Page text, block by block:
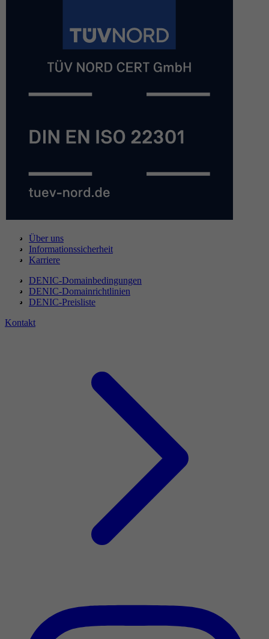
Über uns
Informationssicherheit
Karriere
DENIC-Domainbedingungen
DENIC-Domainrichtlinien
DENIC-Preisliste
Kontakt